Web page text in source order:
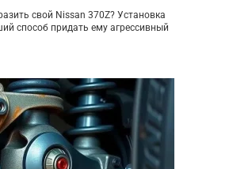
свой Nissan 370Z? Установка
способ придать ему агрессивный